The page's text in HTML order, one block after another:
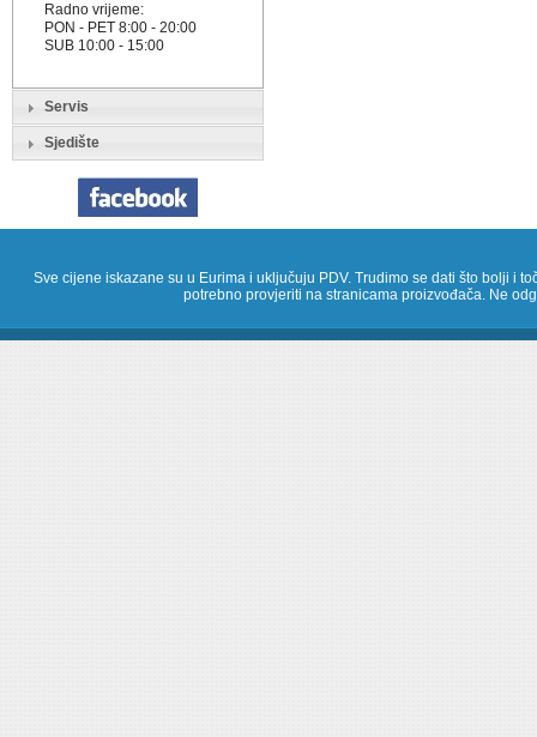
Radno vrijeme:
PON - PET 8:00 - 20:00
SUB 10:00 - 15:00
Servis
Sjedište
Sve cijene iskazane su u Eurima i uključuju PDV. Trudimo se dati što bolji i
potrebno provjeriti na stranicama proizvođača. Ne